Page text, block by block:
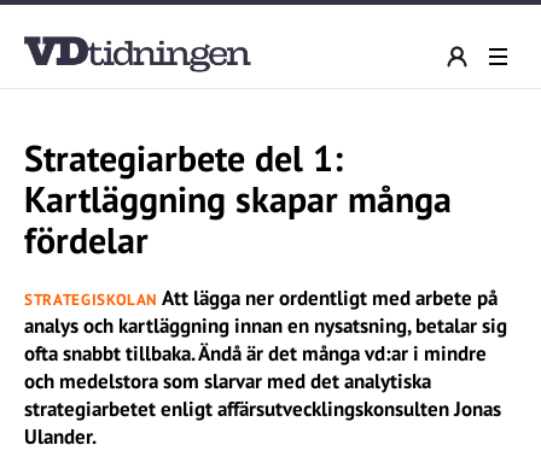
Strategiarbete del 1:
Kartläggning skapar många
fördelar
STRATEGISKOLAN Att lägga ner ordentligt med arbete på
analys och kartläggning innan en nysatsning, betalar sig
ofta snabbt tillbaka. Ändå är det många vd:ar i mindre
och medelstora som slarvar med det analytiska
strategiarbetet enligt affärsutvecklingskonsulten Jonas
Ulander.